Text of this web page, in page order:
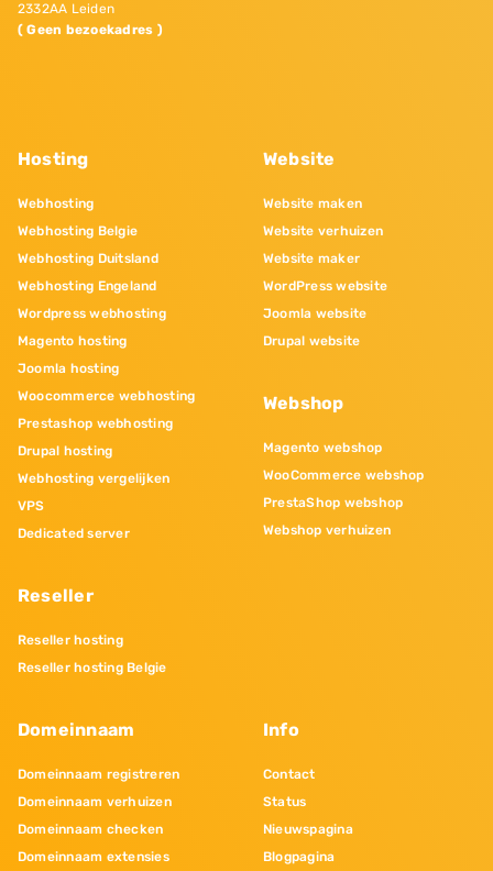
2332AA Leiden
( Geen bezoekadres )
Hosting
Webhosting
Webhosting Belgie
Webhosting Duitsland
Webhosting Engeland
Wordpress webhosting
Magento hosting
Joomla hosting
Woocommerce webhosting
Prestashop webhosting
Drupal hosting
Webhosting vergelijken
VPS
Dedicated server
Reseller
Reseller hosting
Reseller hosting Belgie
Website
Website maken
Website verhuizen
Website maker
WordPress website
Joomla website
Drupal website
Webshop
Magento webshop
WooCommerce webshop
PrestaShop webshop
Webshop verhuizen
Domeinnaam
Domeinnaam registreren
Domeinnaam verhuizen
Domeinnaam checken
Domeinnaam extensies
Info
Contact
Status
Nieuwspagina
Blogpagina